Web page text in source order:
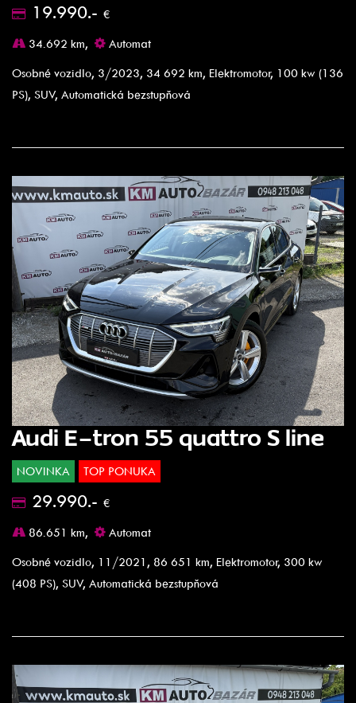
19.990.- €
34.692 km,
Automat
Osobné vozidlo, 3/2023, 34 692 km, Elektromotor, 100 kw (136
PS), SUV, Automatická bezstupňová
Audi E-tron 55 quattro S line
NOVINKA TOP PONUKA
29.990.- €
86.651 km,
Automat
Osobné vozidlo, 11/2021, 86 651 km, Elektromotor, 300 kw
(408 PS), SUV, Automatická bezstupňová